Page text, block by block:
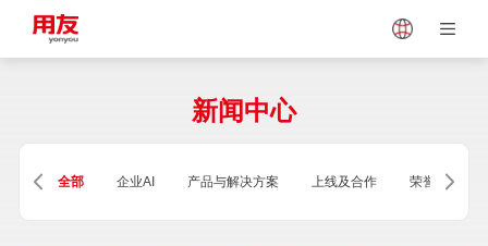
Vietnam
Singapore Malaysia
新闻中心
全部 企业AI 产品与解决方案 上线及合作 荣誉及资质